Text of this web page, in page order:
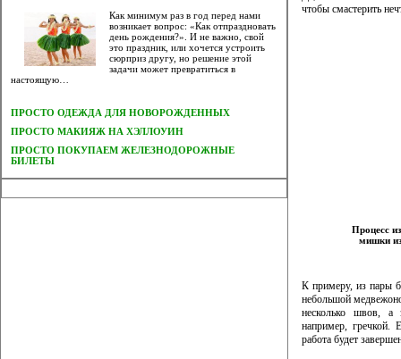
Как минимум раз в год перед нами
возникает вопрос: «Как отпраздновать
день рождения?». И не важно, свой
это праздник, или хочется устроить
сюрприз другу, но решение этой
задачи может превратиться в
настоящую…
ПРОСТО ОДЕЖДА ДЛЯ НОВОРОЖДЕННЫХ
ПРОСТО МАКИЯЖ НА ХЭЛЛОУИН
ПРОСТО ПОКУПАЕМ ЖЕЛЕЗНОДОРОЖНЫЕ
БИЛЕТЫ
чтобы смастерить
Процесс
мишки
К примеру, из пары
небольшой
несколько швов, а
например,
работа будет